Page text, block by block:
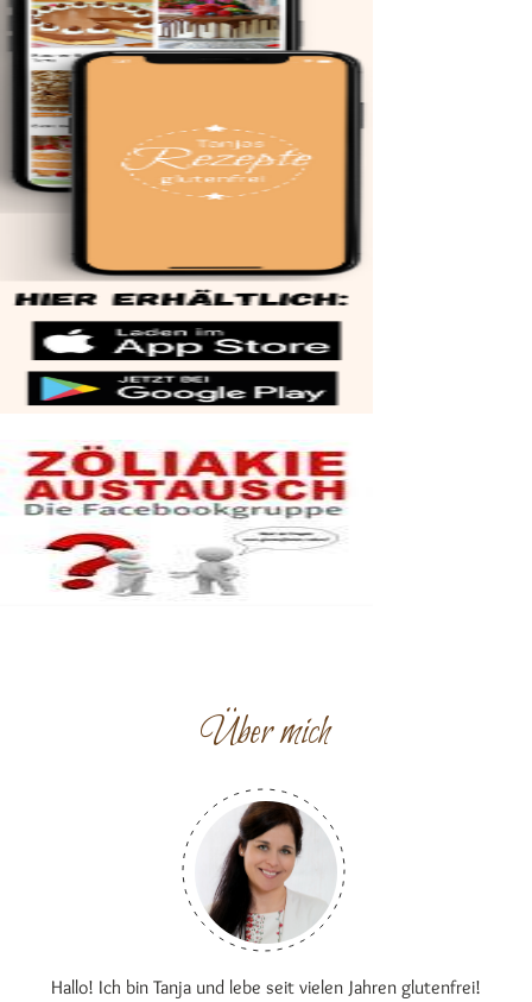
Über mich
Hallo! Ich bin Tanja und lebe seit vielen Jahren glutenfrei!